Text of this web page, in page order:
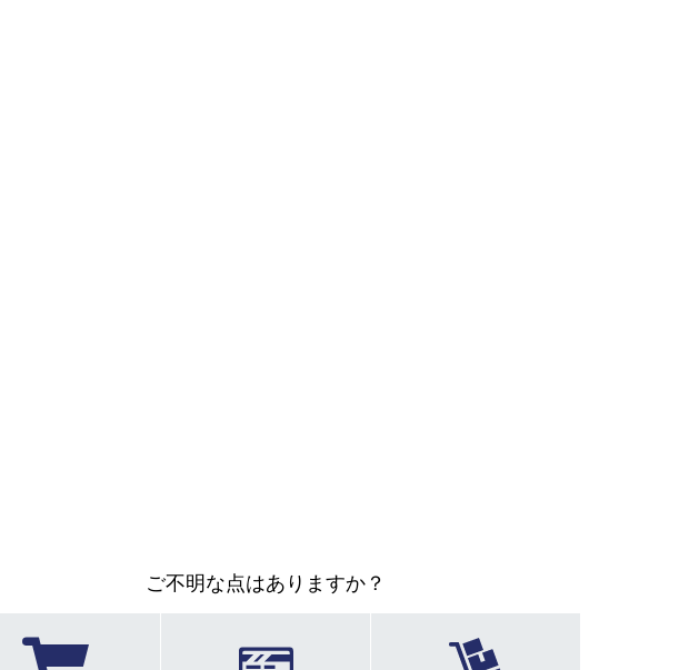
ご不明な点はありますか？